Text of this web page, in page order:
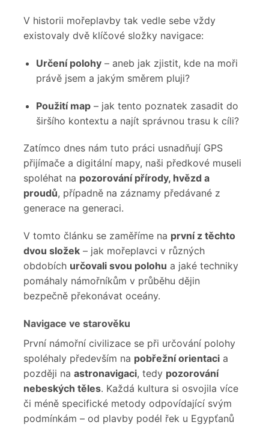
V historii mořeplavby tak vedle sebe vždy
existovaly dvě klíčové složky navigace:
Určení polohy– aneb jak zjistit, kde na moři
právě jsem a jakým směrem pluji?
Použití map– jak tento poznatek zasadit do
širšího kontextu a najít správnou trasu k cíli?
Zatímco dnes nám tuto práci usnadňují GPS
přijímače a digitální mapy, naši předkové museli
spoléhat na pozorování přírody, hvězd a
proudů, případně na záznamy předávané z
generace na generaci.
V tomto článku se zaměříme na první z těchto
dvou složek – jak mořeplavci v různých
obdobích určovali svou polohu a jaké techniky
pomáhaly námořníkům v průběhu dějin
bezpečně překonávat oceány.
Navigace ve starověku
První námořní civilizace se při určování polohy
spoléhaly především na pobřežní orientaci a
později na astronavigaci, tedy pozorování
nebeských těles. Každá kultura si osvojila více
či méně specifické metody odpovídající svým
podmínkám – od plavby podél řek u Egypťanů